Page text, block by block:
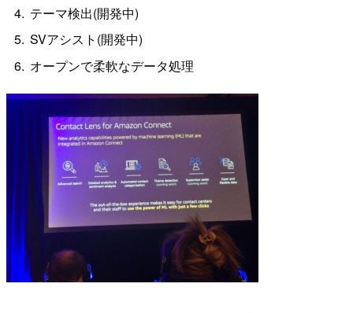
テーマ検出(開発中)
SVアシスト(開発中)
オープンで柔軟なデータ処理